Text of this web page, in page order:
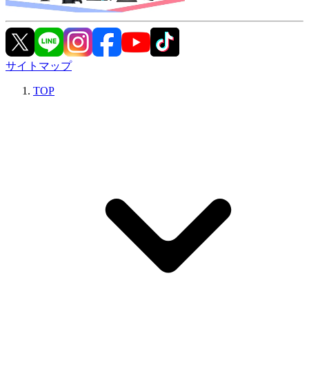
サイトマップ
TOP